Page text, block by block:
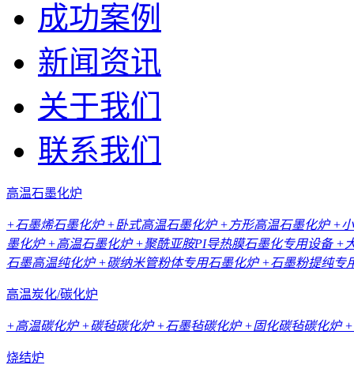
成功案例
新闻资讯
关于我们
联系我们
高温石墨化炉
+石墨烯石墨化炉+卧式高温石墨化炉+方形高温石墨化炉+
墨化炉+高温石墨化炉+聚酰亚胺PI导热膜石墨化专用设备 +
石墨高温纯化炉+碳纳米管粉体专用石墨化炉+石墨粉提纯专
高温炭化/碳化炉
+高温碳化炉+碳毡碳化炉+石墨毡碳化炉+固化碳毡碳化炉
烧结炉